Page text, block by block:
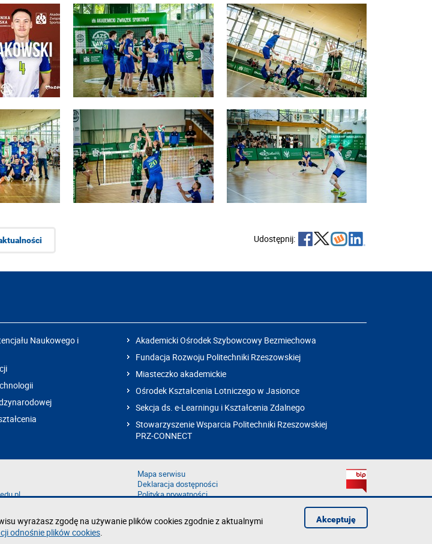
Udostępnij:
Naukowego i
Akademicki Ośrodek Szybowcowy Bezmiechowa
Fundacja Rozwoju Politechniki Rzeszowskiej
Miasteczko akademickie
Ośrodek Kształcenia Lotniczego w Jasionce
Sekcja ds. e-Learningu i Kształcenia Zdalnego
Stowarzyszenie Wsparcia Politechniki Rzeszowskiej
PRZ-CONNECT
Mapa serwisu
Deklaracja dostępności
Polityka prywatności
wyrażasz zgodę na używanie plików cookies zgodnie z aktualnymi
odnośnie plików cookies.
Akceptuję